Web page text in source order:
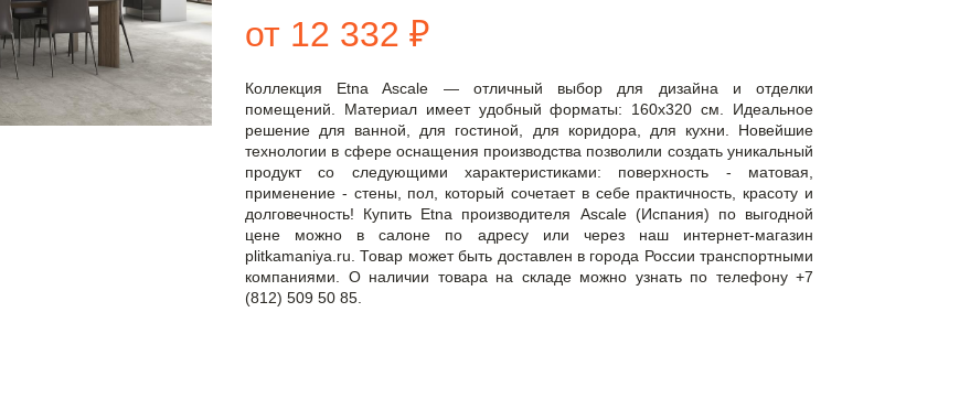
от 12 332 ₽
Коллекция Etna Ascale — отличный выбор для дизайна и отделки
помещений. Материал имеет удобный форматы: 160x320 см. Идеальное
решение для ванной, для гостиной, для коридора, для кухни. Новейшие
технологии в сфере оснащения производства позволили создать уникальный
продукт со следующими характеристиками: поверхность - матовая,
применение - стены, пол, который сочетает в себе практичность, красоту и
долговечность! Купить Etna производителя Ascale (Испания) по выгодной
цене можно в салоне по адресу или через наш интернет-магазин
plitkamaniya.ru. Товар может быть доставлен в города России транспортными
компаниями. О наличии товара на складе можно узнать по телефону +7
(812) 509 50 85.